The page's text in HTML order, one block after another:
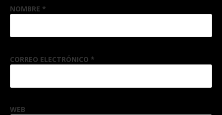
NOMBRE *
CORREO ELECTRÓNICO *
WEB